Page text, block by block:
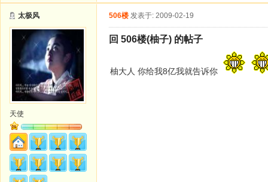
太极风
天使
506楼 发表于: 2009-02-19
回 506楼(柚子) 的帖子
柚大人 你给我8亿我就告诉你